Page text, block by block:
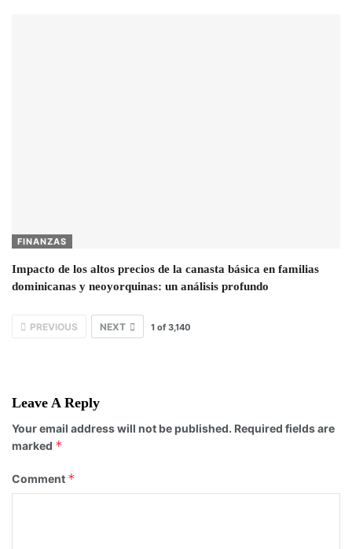
FINANZAS
Impacto de los altos precios de la canasta básica en familias
dominicanas y neoyorquinas: un análisis profundo
PREVIOUS NEXT 1 of 3,140
Leave A Reply
Your email address will not be published. Required fields are
marked *
Comment *